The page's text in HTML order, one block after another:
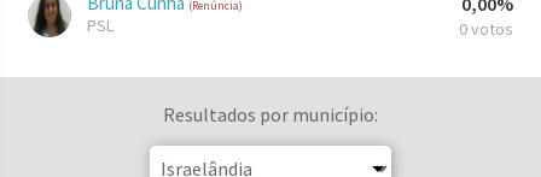
(Renúncia)
PSL 0 votos
Resultados por município: